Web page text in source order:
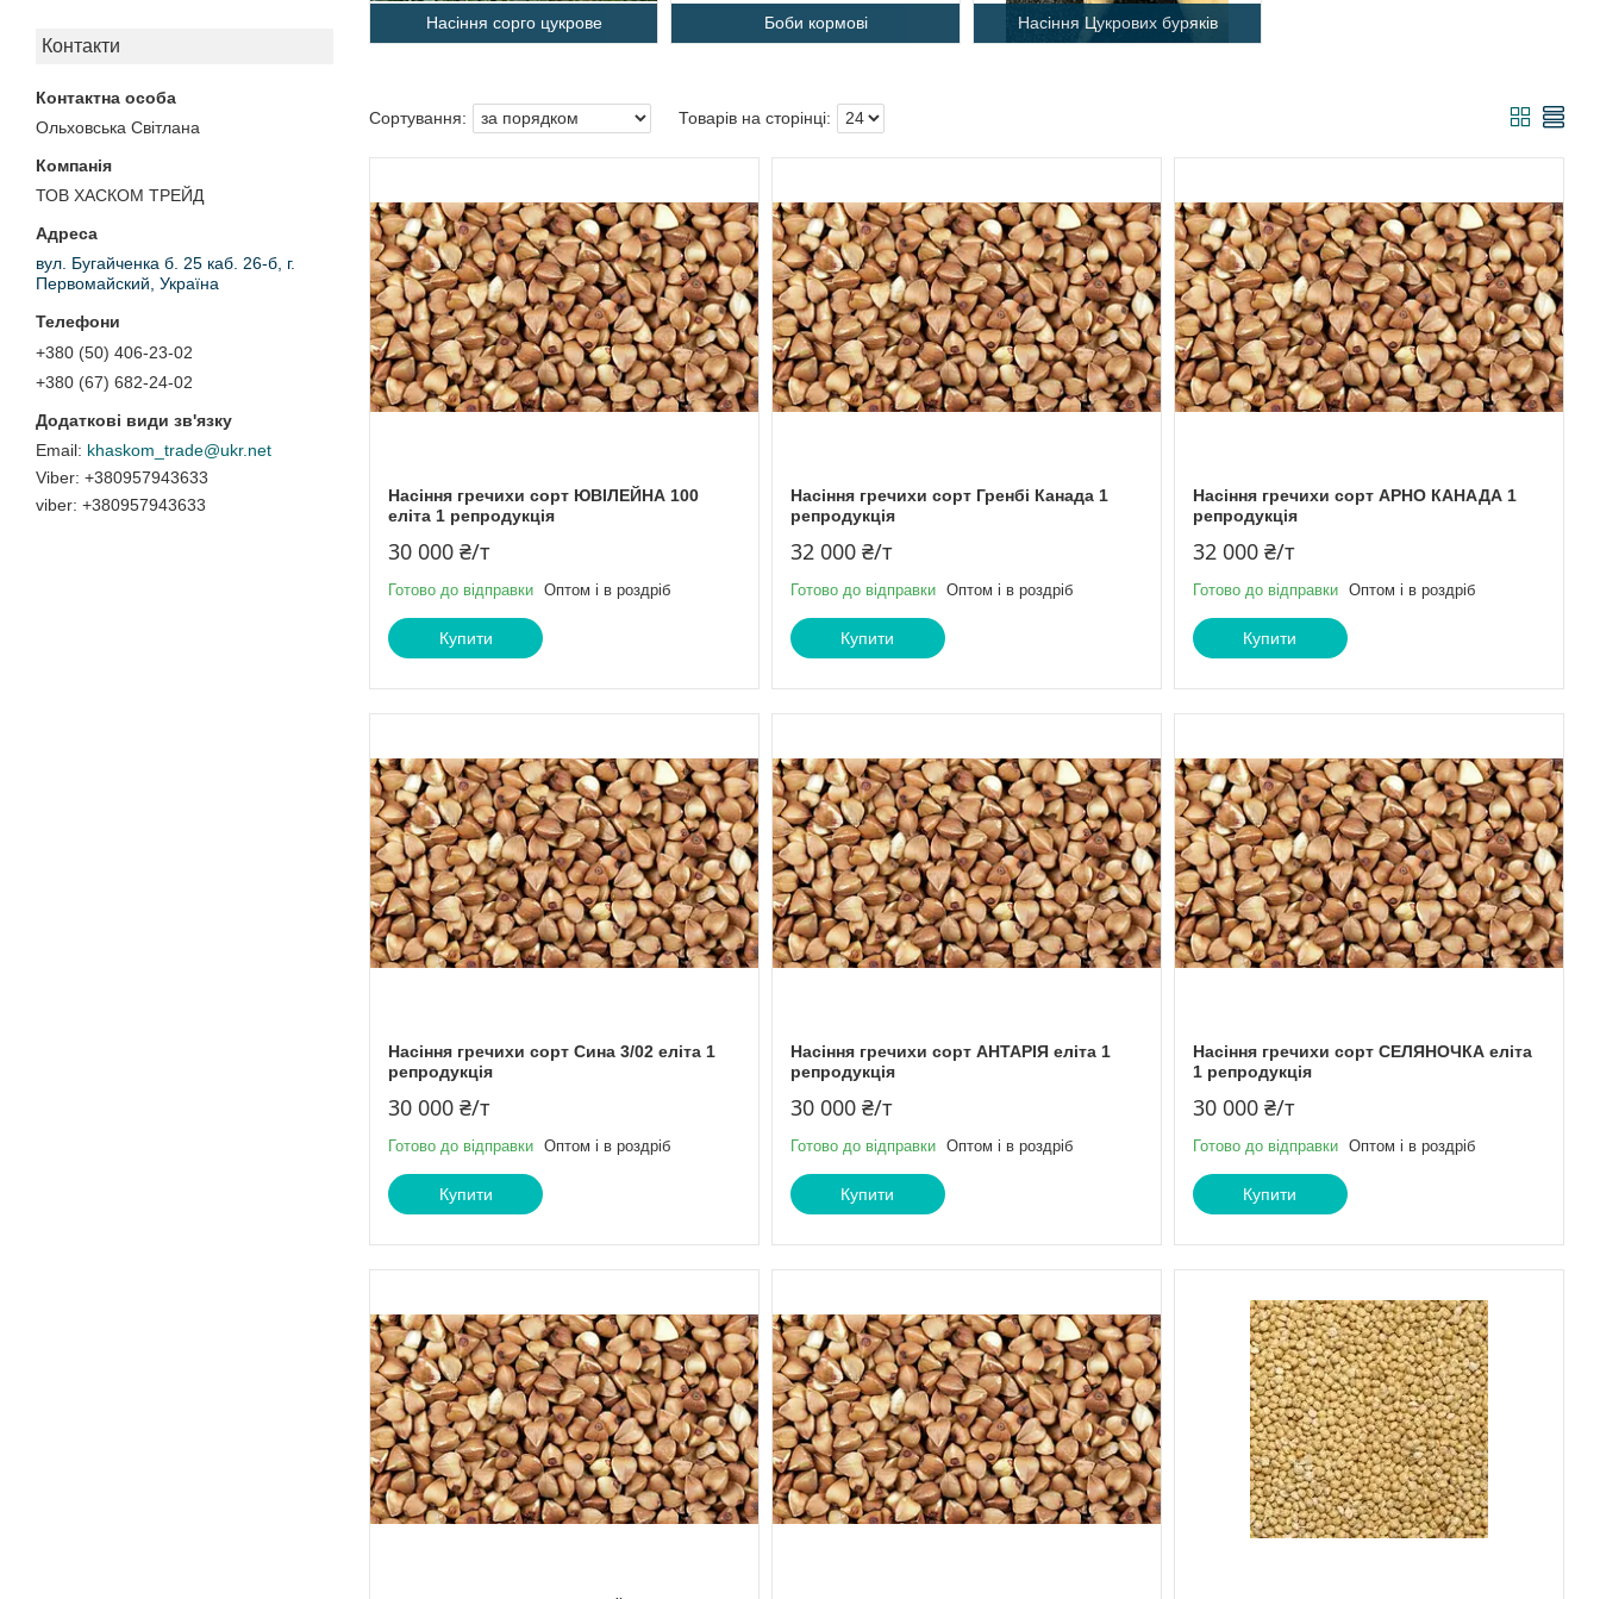
Контакти
Ольховська Світлана
ТОВ ХАСКОМ ТРЕЙД
вул. Бугайченка б. 25 каб. 26-б, г.
Первомайский, Україна
+380 (50) 406-23-02
+380 (67) 682-24-02
khaskom_trade@ukr.net
+380957943633
viber +380957943633
Насіння сорго цукрове Боби кормові Насіння Цукрових буряків
Насіння гречихи сорт ЮВІЛЕЙНА 100
еліта 1 репродукція
30 000 ₴/т
Готово до відправки Оптом і в роздріб
Купити
Насіння гречихи сорт Гренбі Канада 1
репродукція
32 000 ₴/т
Готово до відправки Оптом і в роздріб
Купити
Насіння гречихи сорт АРНО КАНАДА 1
репродукція
32 000 ₴/т
Готово до відправки Оптом і в роздріб
Купити
Насіння гречихи сорт Сина 3/02 еліта 1
репродукція
30 000 ₴/т
Готово до відправки Оптом і в роздріб
Купити
Насіння гречихи сорт АНТАРІЯ еліта 1
репродукція
30 000 ₴/т
Готово до відправки Оптом і в роздріб
Купити
Насіння гречихи сорт СЕЛЯНОЧКА еліта
1 репродукція
30 000 ₴/т
Готово до відправки Оптом і в роздріб
Купити